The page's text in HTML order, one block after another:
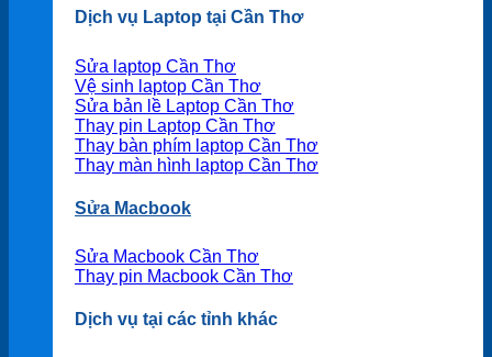
Dịch vụ Laptop tại Cần Thơ
Sửa laptop Cần Thơ
Vệ sinh laptop Cần Thơ
Sửa bản lề Laptop Cần Thơ
Thay pin Laptop Cần Thơ
Thay bàn phím laptop Cần Thơ
Thay màn hình laptop Cần Thơ
Sửa Macbook
Sửa Macbook Cần Thơ
Thay pin Macbook Cần Thơ
Dịch vụ tại các tỉnh khác